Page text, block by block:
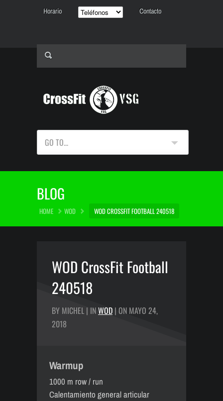
Horario Contacto
GO TO...
BLOG
HOME WOD WOD CROSSFIT FOOTBALL 240518
WOD CrossFit Football
240518
BY MICHEL | INWOD | ON MAYO 24,
2018
Warmup
1000 m row / run
Calentamiento general articular